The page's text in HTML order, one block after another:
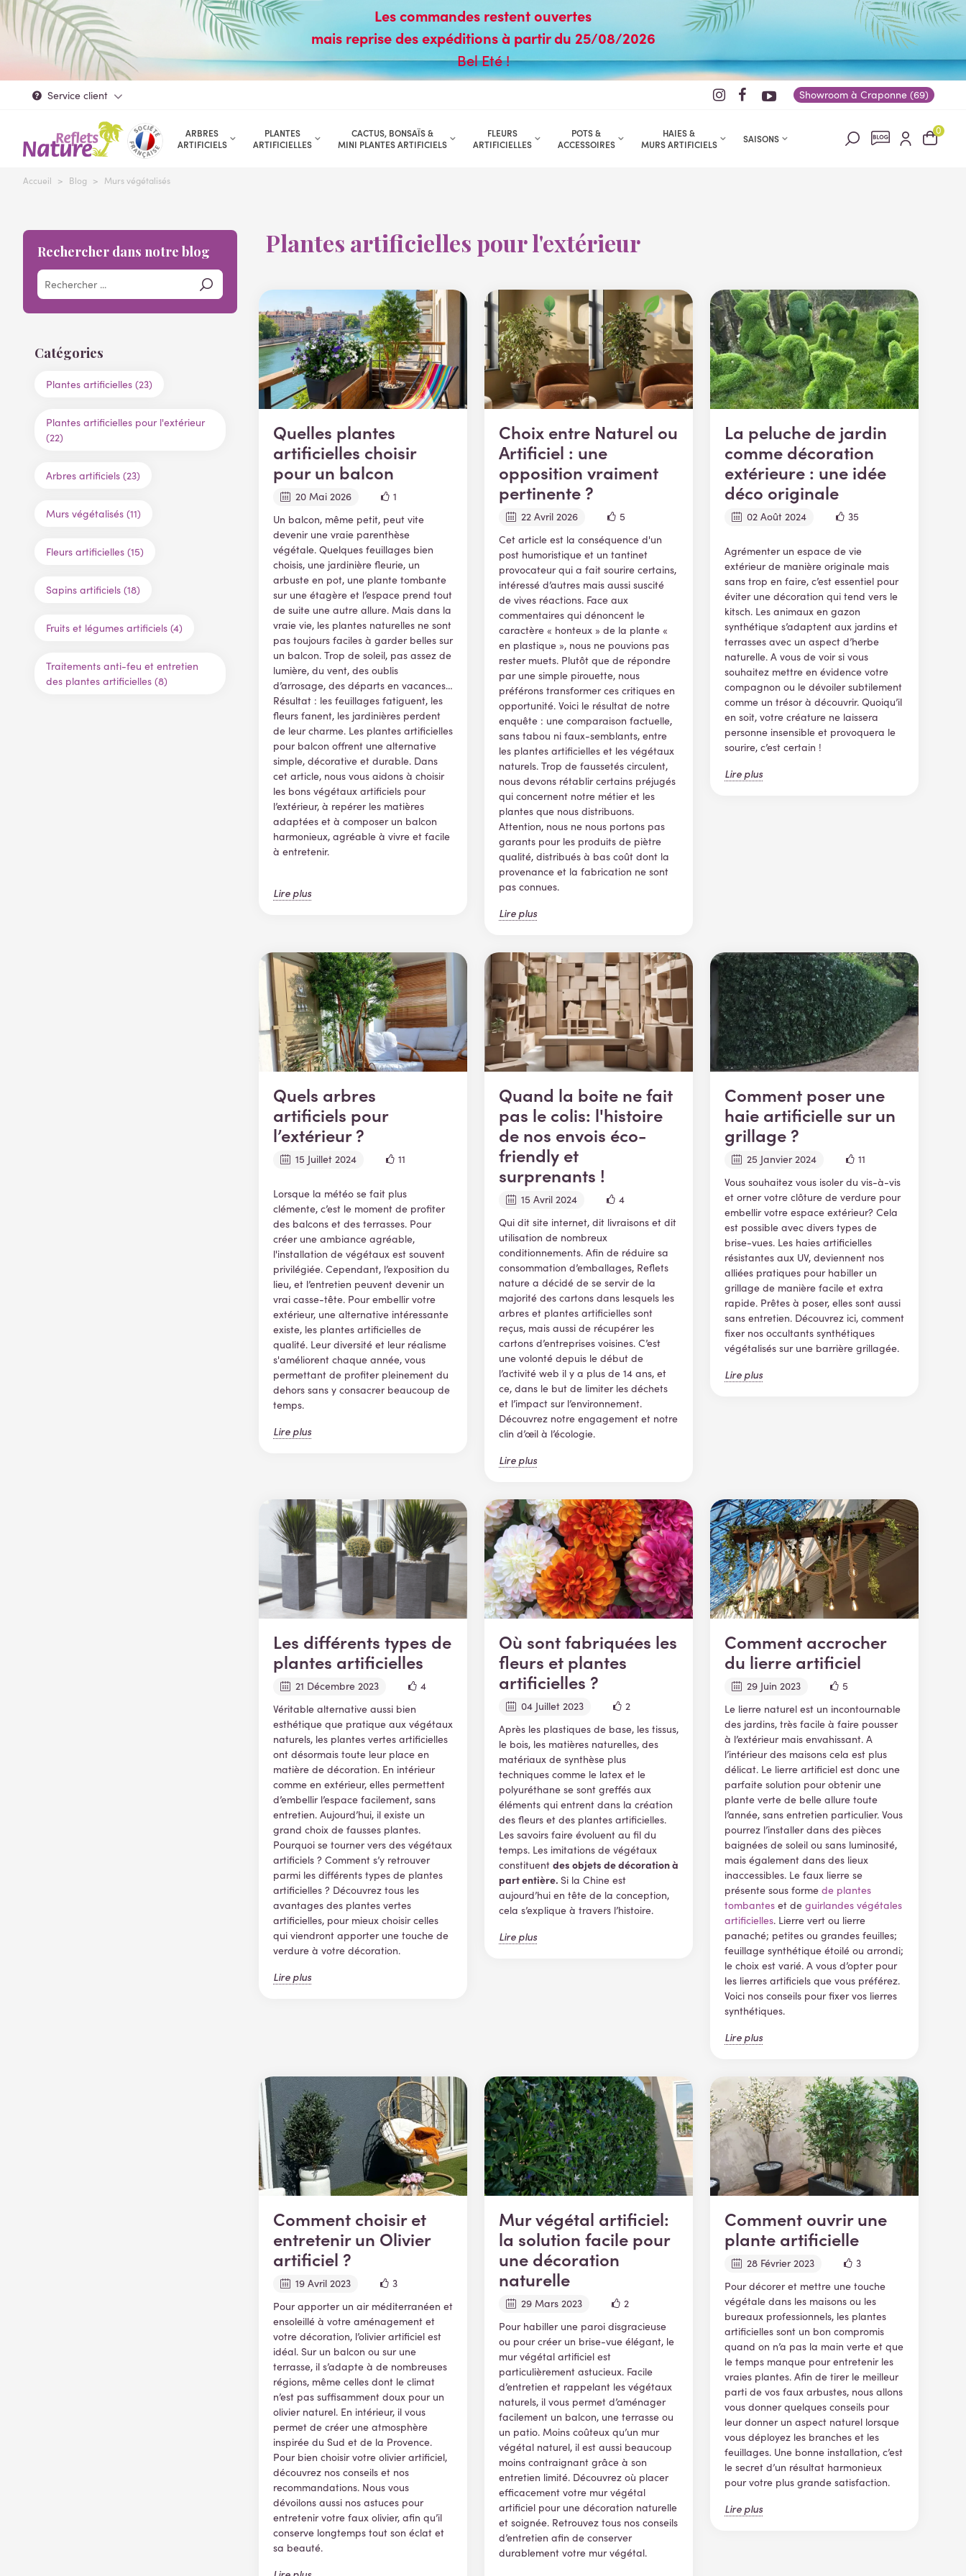
Les commandes restent ouvertes
mais reprise des expéditions à partir du 25/08/2026
Bel Eté !
Service client Showroom à Craponne (69)
ARBRES
ARTIFICIELS
PLANTES
ARTIFICIELLES
CACTUS, BONSAÏS &
MINI PLANTES ARTIFICIELS
FLEURS
ARTIFICIELLES
POTS &
ACCESSOIRES
HAIES &
MURS ARTIFICIELS
SAISONS
0
Accueil > Blog > Murs végétalisés
Rechercher dans notre blog
Catégories
Plantes artificielles (23)
Plantes artificielles pour l'extérieur
(22)
Arbres artificiels (23)
Murs végétalisés (11)
Fleurs artificielles (15)
Sapins artificiels (18)
Fruits et légumes artificiels (4)
Traitements anti-feu et entretien
des plantes artificielles (8)
Plantes artificielles pour l'extérieur
Quelles plantes
artificielles choisir
pour un balcon
20 Mai 2026
1
Un balcon, même petit, peut vite
devenir une vraie parenthèse
végétale. Quelques feuillages bien
choisis, une jardinière fleurie, un
arbuste en pot, une plante tombante
sur une étagère et l’espace prend tout
de suite une autre allure. Mais dans la
vraie vie, les plantes naturelles ne sont
pas toujours faciles à garder belles sur
un balcon. Trop de soleil, pas assez de
lumière, du vent, des oublis
d’arrosage, des départs en vacances…
Résultat : les feuillages fatiguent, les
fleurs fanent, les jardinières perdent
de leur charme. Les plantes artificielles
pour balcon offrent une alternative
simple, décorative et durable. Dans
cet article, nous vous aidons à choisir
les bons végétaux artificiels pour
l’extérieur, à repérer les matières
adaptées et à composer un balcon
harmonieux, agréable à vivre et facile
à entretenir.
Lire plus
Choix entre Naturel ou
Artificiel : une
opposition vraiment
pertinente ?
22 Avril 2026
5
Cet article est la conséquence d'un
post humoristique et un tantinet
provocateur qui a fait sourire certains,
intéressé d’autres mais aussi suscité
de vives réactions. Face aux
commentaires qui dénoncent le
caractère « honteux » de la plante «
en plastique », nous ne pouvions pas
rester muets. Plutôt que de répondre
par une simple pirouette, nous
préférons transformer ces critiques en
opportunité. Voici le résultat de notre
enquête : une comparaison factuelle,
sans tabou ni faux-semblants, entre
les plantes artificielles et les végétaux
naturels. Trop de faussetés circulent,
nous devons rétablir certains préjugés
qui concernent notre métier et les
plantes que nous distribuons.
Attention, nous ne nous portons pas
garants pour les produits de piètre
qualité, distribués à bas coût dont la
provenance et la fabrication ne sont
pas connues.
Lire plus
La peluche de jardin
comme décoration
extérieure : une idée
déco originale
02 Août 2024 35
Agrémenter un espace de vie
extérieur de manière originale mais
sans trop en faire, c’est essentiel pour
éviter une décoration qui tend vers le
kitsch. Les animaux en gazon
synthétique s’adaptent aux jardins et
terrasses avec un aspect d’herbe
naturelle. A vous de voir si vous
souhaitez mettre en évidence votre
compagnon ou le dévoiler subtilement
comme un trésor à découvrir. Quoiqu’il
en soit, votre créature ne laissera
personne insensible et provoquera le
sourire, c’est certain !
Lire plus
Quels arbres
artificiels pour
l’extérieur ?
15 Juillet 2024 11
Lorsque la météo se fait plus
clémente, c’est le moment de profiter
des balcons et des terrasses. Pour
créer une ambiance agréable,
l'installation de végétaux est souvent
privilégiée. Cependant, l’exposition du
lieu, et l’entretien peuvent devenir un
vrai casse-tête. Pour embellir votre
extérieur, une alternative intéressante
existe, les plantes artificielles de
qualité. Leur diversité et leur réalisme
s'améliorent chaque année, vous
permettant de profiter pleinement du
dehors sans y consacrer beaucoup de
temps.
Lire plus
Quand la boite ne fait
pas le colis: l'histoire
de nos envois éco-
friendly et
surprenants !
15 Avril 2024
4
Qui dit site internet, dit livraisons et dit
utilisation de nombreux
conditionnements. Afin de réduire sa
consommation d’emballages, Reflets
nature a décidé de se servir de la
majorité des cartons dans lesquels les
arbres et plantes artificielles sont
reçus, mais aussi de récupérer les
cartons d’entreprises voisines. C’est
une volonté depuis le début de
l’activité web il y a plus de 14 ans, et
ce, dans le but de limiter les déchets
et l’impact sur l’environnement.
Découvrez notre engagement et notre
clin d’œil à l’écologie.
Lire plus
Comment poser une
haie artificielle sur un
grillage ?
25 Janvier 2024
11
Vous souhaitez vous isoler du vis-à-vis
et orner votre clôture de verdure pour
embellir votre espace extérieur? Cela
est possible avec divers types de
brise-vues. Les haies artificielles
résistantes aux UV, deviennent nos
alliées pratiques pour habiller un
grillage de manière facile et extra
rapide. Prêtes à poser, elles sont aussi
sans entretien. Découvrez ici, comment
fixer nos occultants synthétiques
végétalisés sur une barrière grillagée.
Lire plus
Les différents types de
plantes artificielles
21 Décembre 2023
4
Véritable alternative aussi bien
esthétique que pratique aux végétaux
naturels, les plantes vertes artificielles
ont désormais toute leur place en
matière de décoration. En intérieur
comme en extérieur, elles permettent
d’embellir l’espace facilement, sans
entretien. Aujourd’hui, il existe un
grand choix de fausses plantes.
Pourquoi se tourner vers des végétaux
artificiels ? Comment s’y retrouver
parmi les différents types de plantes
artificielles ? Découvrez tous les
avantages des plantes vertes
artificielles, pour mieux choisir celles
qui viendront apporter une touche de
verdure à votre décoration.
Lire plus
Où sont fabriquées les
fleurs et plantes
artificielles ?
04 Juillet 2023
2
Après les plastiques de base, les tissus,
le bois, les matières naturelles, des
matériaux de synthèse plus
techniques comme le latex et le
polyuréthane se sont greffés aux
éléments qui entrent dans la création
des fleurs et des plantes artificielles.
Les savoirs faire évoluent au fil du
temps. Les imitations de végétaux
constituent des objets de décoration à
part entière. Si la Chine est
aujourd’hui en tête de la conception,
cela s’explique à travers l’histoire.
Lire plus
Comment accrocher
du lierre artificiel
29 Juin 2023
5
Le lierre naturel est un incontournable
des jardins, très facile à faire pousser
à l’extérieur mais envahissant. A
l’intérieur des maisons cela est plus
délicat. Le lierre artificiel est donc une
parfaite solution pour obtenir une
plante verte de belle allure toute
l’année, sans entretien particulier. Vous
pourrez l’installer dans des pièces
baignées de soleil ou sans luminosité,
mais également dans des lieux
inaccessibles. Le faux lierre se
présente sous formede plantes
tombantes et deguirlandes végétales
artificielles. Lierre vert ou lierre
panaché; petites ou grandes feuilles;
feuillage synthétique étoilé ou arrondi;
le choix est varié. A vous d’opter pour
les lierres artificiels que vous préférez.
Voici nos conseils pour fixer vos lierres
synthétiques.
Lire plus
Comment choisir et
entretenir un Olivier
artificiel ?
19 Avril 2023
3
Pour apporter un air méditerranéen et
ensoleillé à votre aménagement et
votre décoration, l’olivier artificiel est
idéal. Sur un balcon ou sur une
terrasse, il s’adapte à de nombreuses
régions, même celles dont le climat
n’est pas suffisamment doux pour un
olivier naturel. En intérieur, il vous
permet de créer une atmosphère
inspirée du Sud et de la Provence.
Pour bien choisir votre olivier artificiel,
découvrez nos conseils et nos
recommandations. Nous vous
dévoilons aussi nos astuces pour
entretenir votre faux olivier, afin qu’il
conserve longtemps tout son éclat et
sa beauté.
Mur végétal artificiel:
la solution facile pour
une décoration
naturelle
29 Mars 2023
2
Pour habiller une paroi disgracieuse
ou pour créer un brise-vue élégant, le
mur végétal artificiel est
particulièrement astucieux. Facile
d’entretien et rappelant les végétaux
naturels, il vous permet d’aménager
facilement un balcon, une terrasse ou
un patio. Moins coûteux qu’un mur
végétal naturel, il est aussi beaucoup
moins contraignant grâce à son
entretien limité. Découvrez où placer
efficacement votre mur végétal
artificiel pour une décoration naturelle
et soignée. Retrouvez tous nos conseils
d’entretien afin de conserver
durablement votre mur végétal.
Comment ouvrir une
plante artificielle
28 Février 2023
3
Pour décorer et mettre une touche
végétale dans les maisons ou les
bureaux professionnels, les plantes
artificielles sont un bon compromis
quand on n’a pas la main verte et que
le temps manque pour entretenir les
vraies plantes. Afin de tirer le meilleur
parti de vos faux arbustes, nous allons
vous donner quelques conseils pour
leur donner un aspect naturel lorsque
vous déployez les branches et les
feuillages. Une bonne installation, c’est
le secret d’un résultat harmonieux
pour votre plus grande satisfaction.
Lire plus